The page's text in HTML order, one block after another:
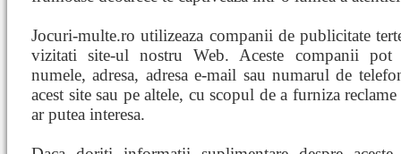
Jocuri-multe.ro utilizeaza companii de publicitate
vizitati site-ul nostru Web. Aceste companii pot
numele, adresa, adresa e-mail sau numarul de
acest site sau pe altele, cu scopul de a furniza
ar putea interesa.